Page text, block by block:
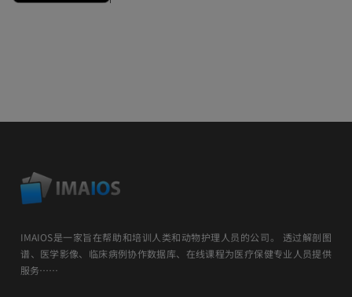
IMAIOS是一家旨在帮助和培训人类和动物护理人员的公司。 透过解剖图
谱、医学影像、临床病例协作数据库、在线课程为医疗保健专业人员提供
服务……